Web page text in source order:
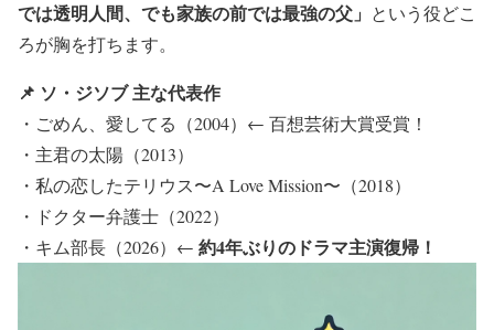
では透明人間、でも家族の前では最強の父」 という役どこ
ろが胸を打ちます。
📌 ソ・ジソブ 主な代表作
・ごめん、愛してる（2004）← 百想芸術大賞受賞！
・主君の太陽（2013）
・私の恋したテリウス〜A Love Mission〜（2018）
・ドクター弁護士（2022）
・キム部長（2026）← 約4年ぶりのドラマ主演復帰！